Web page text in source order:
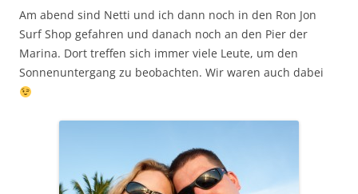
Am abend sind Netti und ich dann noch in den Ron Jon
Surf Shop gefahren und danach noch an den Pier der
Marina. Dort treffen sich immer viele Leute, um den
Sonnenuntergang zu beobachten. Wir waren auch dabei